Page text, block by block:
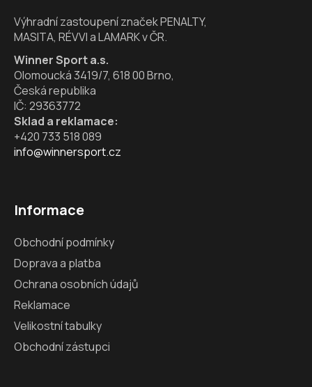
Výhradní zastoupení značek PENALTY,
MASITA, RÉVVI a LAMARK v ČR.
Winner Sport a.s.
Olomoucká 3419/7, 618 00 Brno,
Česká republika
IČ: 29363772
Sklad a reklamace:
+420 733 518 089
info@winnersport.cz
Informace
Obchodní podmínky
Doprava a platba
Ochrana osobních údajů
Reklamace
Velikostní tabulky
Obchodní zástupci